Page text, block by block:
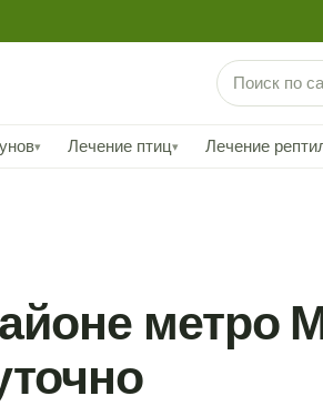
▾ Лечение птиц▾ Лечение
метро